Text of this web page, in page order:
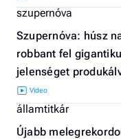
szupernóva
Szupernóva: húsz
robbant fel
jelenséget
államtitkár
Újabb